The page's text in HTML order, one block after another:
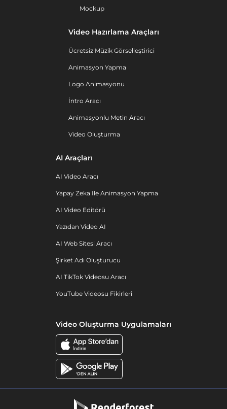
Mockup
Video Hazırlama Araçları
Ücretsiz Müzik Görselleştirici
Animasyon Yapma
Logo Animasyonu
İntro Aracı
Animasyonlu Metin Aracı
Video Oluşturma
AI Araçları
AI Video Aracı
Yapay Zeka Ile Animasyon Yapma
AI Video Editörü
Yazıdan Video AI
AI Web Sitesi Aracı
Şirket Adı Oluşturucu
AI TikTok Videosu Aracı
YouTube Videosu Fikirleri
Video Oluşturma Uygulamaları